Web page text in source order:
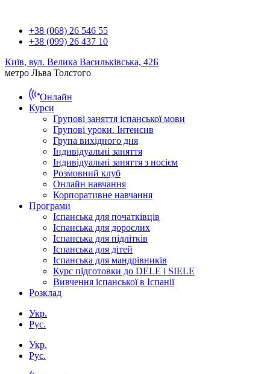
+38 (068) 26 546 55
+38 (099) 26 437 10
Київ, вул. Велика Васильківська, 42Б
метро Льва Толстого
Онлайн
Курси
Групові заняття іспанської мови
Групові уроки. Інтенсив
Група вихідного дня
Індивідуальні заняття
Індивідуальні заняття з носієм
Розмовний клуб
Онлайн навчання
Корпоративне навчання
Програми
Іспанська для початківців
Іспанська для дорослих
Іспанська для підлітків
Іспанська для дітей
Іспанська для мандрівників
Курс підготовки до DELE і SIELE
Вивчення іспанської в Іспанії
Розклад
Укр.
Рус.
Укр.
Рус.